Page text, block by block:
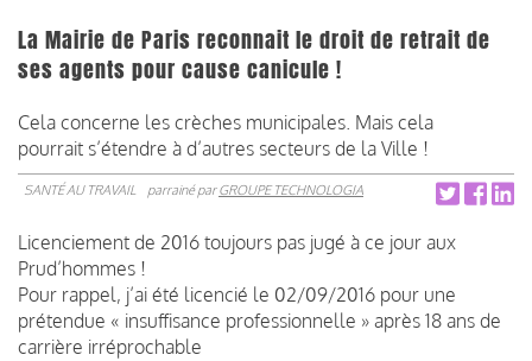
La Mairie de Paris reconnait le droit de retrait de
ses agents pour cause canicule !
Cela concerne les crèches municipales. Mais cela
pourrait s’étendre à d’autres secteurs de la Ville !
SANTÉ AU TRAVAIL parrainé parGROUPE TECHNOLOGIA
Licenciement de 2016 toujours pas jugé à ce jour aux
Prud’hommes !
Pour rappel, j’ai été licencié le 02/09/2016 pour une
prétendue « insuffisance professionnelle » après 18 ans de
carrière irréprochable